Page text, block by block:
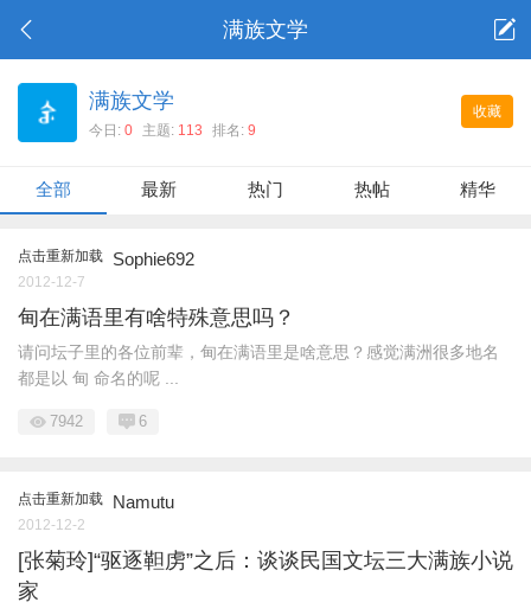
满族文学
收藏
满族文学
今日: 0 主题: 113 排名: 9
全部 最新 热门 热帖 精华
点击重新加载 Sophie692
2012-12-7
甸在满语里有啥特殊意思吗？
请问坛子里的各位前辈，甸在满语里是啥意思？感觉满洲很多地名
都是以 甸 命名的呢 ...
7942 6
点击重新加载 Namutu
2012-12-2
[张菊玲]“驱逐靼虏”之后：谈谈民国文坛三大满族小说
家